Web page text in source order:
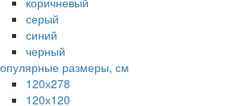
серый
синий
черный
размеры, см
120х278
120х120